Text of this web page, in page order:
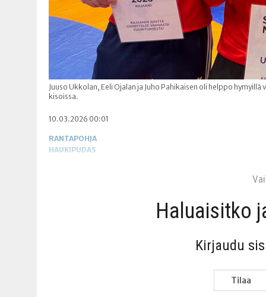
Juuso Ukkolan, Eeli Ojalan ja Juho Pahikaisen oli helppo
kisoissa.
10.03.2026 00:01
RANTAPOHJA
HAUKIPUDAS
Haluai­sit­ko
Kir­jau­du
Tilaa